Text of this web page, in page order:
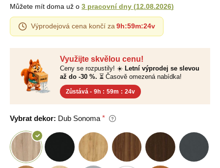
Využijte skvělou cenu!
Ceny se rozpustily! ☀️ Letní výprodej se slevou
až do -30 %. ⏳ Časově omezená nabídka!
Zůstává - 9h : 59m : 23v
Vybrat dekor: Dub Sonoma
Můžete mít doma už o 3 pracovní dny (12.08.2026)
Výprodejová cena končí za 9h:59m:23v